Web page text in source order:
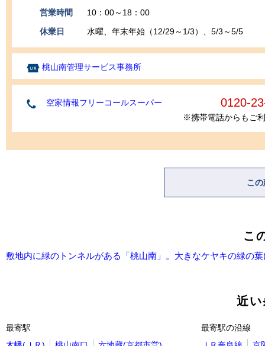
営業時間
10：00～18：00
休業日
水曜、年末年始（12/29～1/3）、5/3～5/5
桃山南管理サービス事務所
空家情報フリーコールスーパー 0120-
※携帯電話からもご
こ
こ
敷地内に緑のトンネルがある「桃山南」。大きなケヤキの緑の
近
最寄駅
最寄駅の沿線